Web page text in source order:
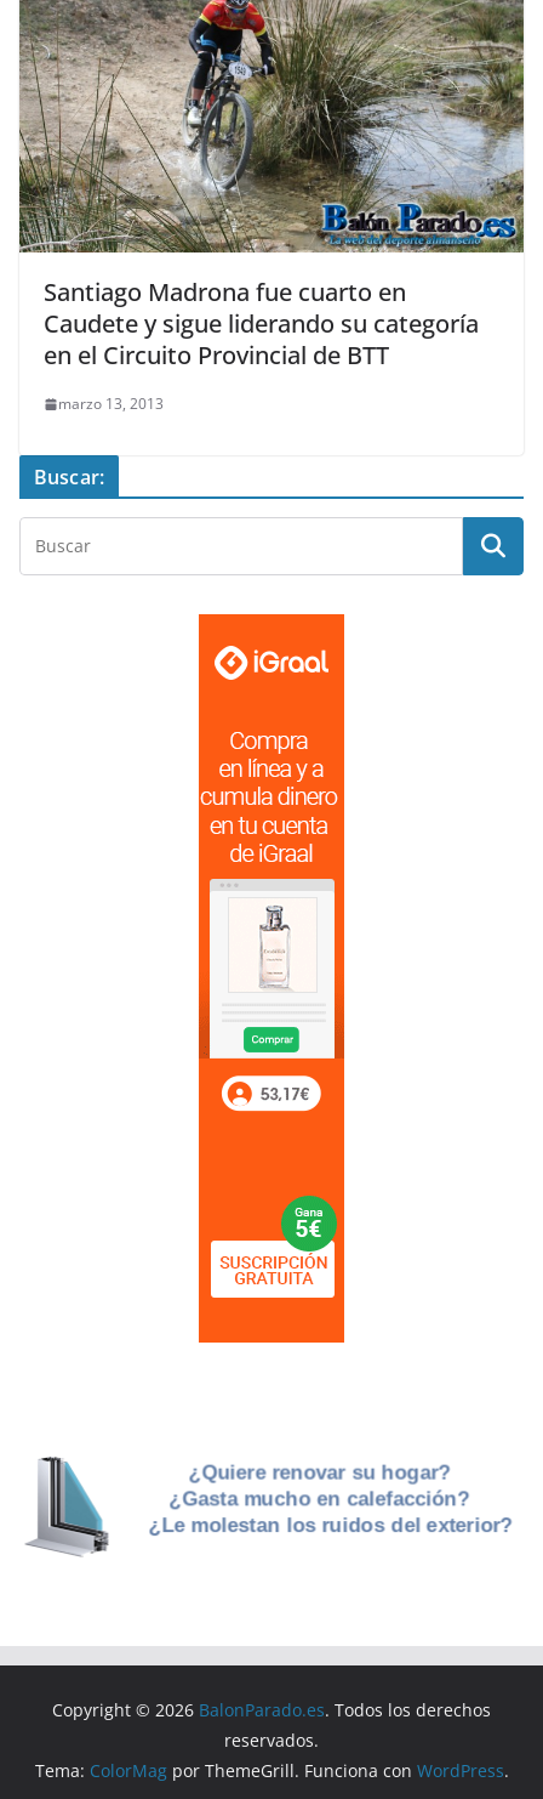
Santiago Madrona fue cuarto en
Caudete y sigue liderando su categoría
en el Circuito Provincial de BTT
marzo 13, 2013
Buscar:
Copyright © 2026 BalonParado.es. Todos los derechos
reservados.
Tema: ColorMagpor ThemeGrill. Funciona con WordPress.